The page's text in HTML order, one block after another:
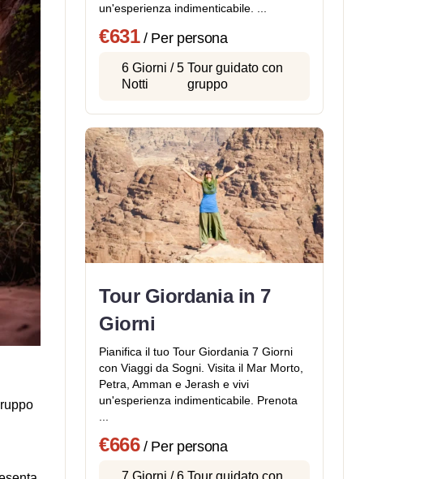
un'esperienza indimenticabile. ...
€631/ Per persona
6 Giorni / 5
Notti
Tour guidato con
gruppo
Tour Giordania in 7
Giorni
Pianifica il tuo Tour Giordania 7 Giorni
con Viaggi da Sogni. Visita il Mar Morto,
Petra, Amman e Jerash e vivi
un'esperienza indimenticabile. Prenota
...
€666/ Per persona